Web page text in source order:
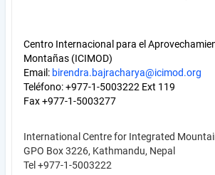
Centro Internacional para el
Montañas (ICIMOD)
Email: birendra.bajracharya@icimod.org
Teléfono: +977-1-5003222 Ext 119
Fax +977-1-5003277
International Centre for Integrated
GPO Box 3226, Kathmandu, Nepal
Tel +977-1-5003222